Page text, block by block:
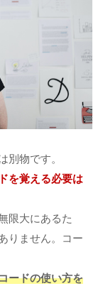
別物です。
を覚える必要は
限大にあるた
りません。コー
ードの使い方を